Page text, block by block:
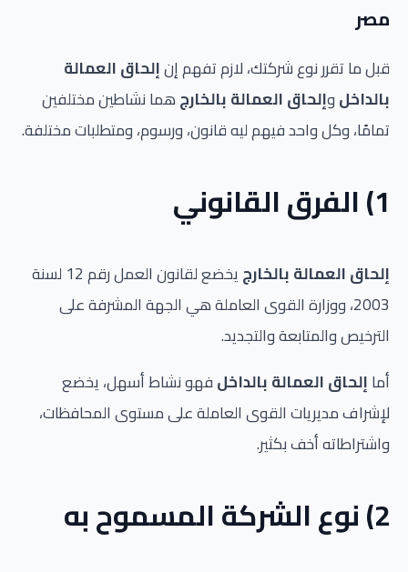
مصر
قبل ما تقرر نوع شركتك، لازم تفهم إنإلحاق العمالة
بالداخلوإلحاق العمالة بالخارجهما نشاطين مختلفين
تمامًا، وكل واحد فيهم ليه قانون، ورسوم، ومتطلبات مختلفة.
1) الفرق القانوني
إلحاق العمالة بالخارج
يخضع لقانون العمل رقم 12 لسنة
2003، ووزارة القوى العاملة هي الجهة المشرفة على
الترخيص والمتابعة والتجديد.
أماإلحاق العمالة بالداخلفهو نشاط أسهل، يخضع
لإشراف مديريات القوى العاملة على مستوى المحافظات،
واشتراطاته أخف بكثير.
2) نوع الشركة المسموح به